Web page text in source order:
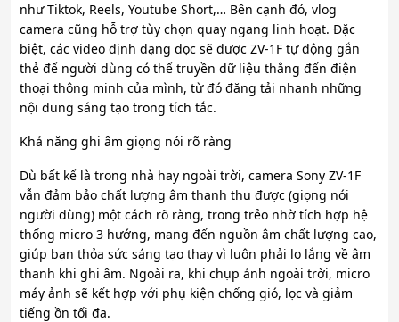
như Tiktok, Reels, Youtube Short,… Bên cạnh đó, vlog
camera cũng hỗ trợ tùy chọn quay ngang linh hoạt. Đặc
biệt, các video định dạng dọc sẽ được ZV-1F tự động gắn
thẻ để người dùng có thể truyền dữ liệu thẳng đến điện
thoại thông minh của mình, từ đó đăng tải nhanh những
nội dung sáng tạo trong tích tắc.
Khả năng ghi âm giọng nói rõ ràng
Dù bất kể là trong nhà hay ngoài trời, camera Sony ZV-1F
vẫn đảm bảo chất lượng âm thanh thu được (giọng nói
người dùng) một cách rõ ràng, trong trẻo nhờ tích hợp hệ
thống micro 3 hướng, mang đến nguồn âm chất lượng cao,
giúp bạn thỏa sức sáng tạo thay vì luôn phải lo lắng về âm
thanh khi ghi âm. Ngoài ra, khi chụp ảnh ngoài trời, micro
máy ảnh sẽ kết hợp với phụ kiện chống gió, lọc và giảm
tiếng ồn tối đa.